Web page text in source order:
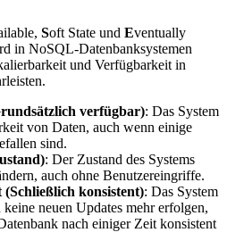
Soft State und Eventually
in NoSQL-Datenbanksystemen
und Verfügbarkeit in
verfügbar): Das System
von Daten, auch wenn einige
sind.
: Der Zustand des Systems
auch ohne Benutzereingriffe.
konsistent): Das System
neuen Updates mehr erfolgen,
nach einiger Zeit konsistent